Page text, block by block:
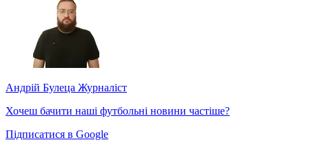
Андрій Булеца Журналіст
Хочеш бачити наші футбольні новини частіше?
Підписатися в Google